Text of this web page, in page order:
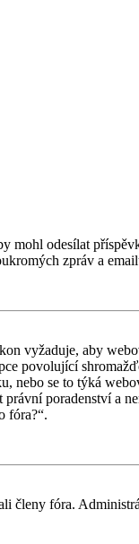
mohl odesílat
zpráv a
vyžaduje, aby
povolující
se to týká
poradenství a
fóra?“.
členy fóra.